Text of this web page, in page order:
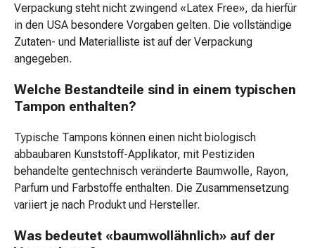
Waschgels
Periodencup
den
Körper
Hautpflege
Hautschutz
Pflege
fürs
Dekolleté
Körperöl
Verpackung steht nicht zwingend «Latex Free», da hierfür
in den USA besondere Vorgaben gelten. Die vollständige
Zutaten- und Materialliste ist auf der Verpackung
angegeben.
Welche Bestandteile sind in einem typischen
Tampon enthalten?
Typische Tampons können einen nicht biologisch
abbaubaren Kunststoff-Applikator, mit Pestiziden
behandelte gentechnisch veränderte Baumwolle, Rayon,
Parfum und Farbstoffe enthalten. Die Zusammensetzung
variiert je nach Produkt und Hersteller.
Was bedeutet «baumwollähnlich» auf der